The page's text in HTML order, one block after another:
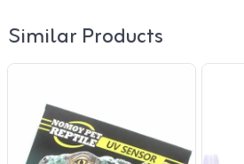
Similar Products